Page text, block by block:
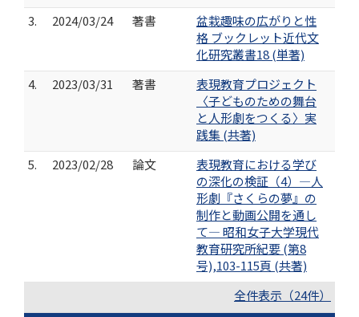
3.
2024/03/24 著書
盆栽趣味の広がりと性
格 ブックレット近代文
化研究叢書18 (単著)
4.
2023/03/31 著書
表現教育プロジェクト
〈子どものための舞台
と人形劇をつくる〉実
践集 (共著)
5.
2023/02/28 論文
表現教育における学び
の深化の検証（4）―人
形劇『さくらの夢』の
制作と動画公開を通し
て― 昭和女子大学現代
教育研究所紀要 (第8
号),103-115頁 (共著)
全件表示（24件）